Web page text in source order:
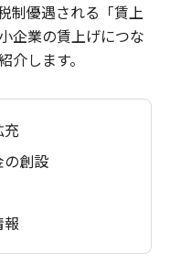
制優遇される「賃上
企業の賃上げにつな
します。
の創設